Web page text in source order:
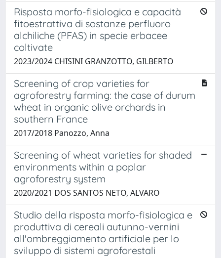
Risposta morfo-fisiologica e capacità
fitoestrattiva di sostanze perfluoro
alchiliche (PFAS) in specie erbacee
coltivate
2023/2024 CHISINI GRANZOTTO, GILBERTO
Screening of crop varieties for
agroforestry farming: the case of durum
wheat in organic olive orchards in
southern France
2017/2018 Panozzo, Anna
Screening of wheat varieties for shaded
environments within a poplar
agroforestry system
2020/2021 DOS SANTOS NETO, ALVARO
Studio della risposta morfo-fisiologica e
produttiva di cereali autunno-vernini
all'ombreggiamento artificiale per lo
sviluppo di sistemi agroforestali